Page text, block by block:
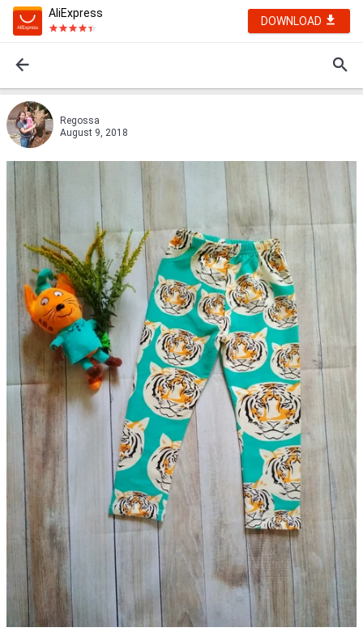
AliExpress
DOWNLOAD
Regossa
August 9, 2018